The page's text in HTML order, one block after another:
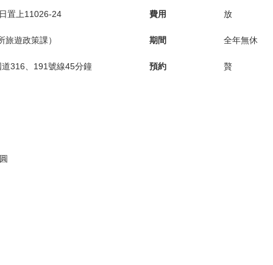
置上11026-24
遊政策課）
316、191號線45分鐘
費用 放
期間 全年無休
預約 贅